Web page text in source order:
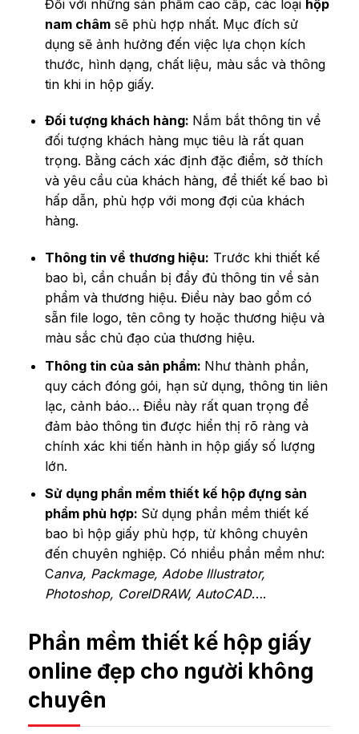
Đối với những sản phẩm cao cấp, các loại hộp
nam châmsẽ phù hợp nhất. Mục đích sử
dụng sẽ ảnh hưởng đến việc lựa chọn kích
thước, hình dạng, chất liệu, màu sắc và thông
tin khi in hộp giấy.
Đối tượng khách hàng: Nắm bắt thông tin về
đối tượng khách hàng mục tiêu là rất quan
trọng. Bằng cách xác định đặc điểm, sở thích
và yêu cầu của khách hàng, để thiết kế bao bì
hấp dẫn, phù hợp với mong đợi của khách
hàng.
Thông tin về thương hiệu: Trước khi thiết kế
bao bì, cần chuẩn bị đầy đủ thông tin về sản
phẩm và thương hiệu. Điều này bao gồm có
sẵn file logo, tên công ty hoặc thương hiệu và
màu sắc chủ đạo của thương hiệu.
Thông tin của sản phẩm: Như thành phần,
quy cách đóng gói, hạn sử dụng, thông tin liên
lạc, cảnh báo… Điều này rất quan trọng để
đảm bảo thông tin được hiển thị rõ ràng và
chính xác khi tiến hành in hộp giấy số lượng
lớn.
Sử dụng phần mềm thiết kế hộp đựng sản
phẩm phù hợp: Sử dụng phần mềm thiết kế
bao bì hộp giấy phù hợp, từ không chuyên
đến chuyên nghiệp. Có nhiều phần mềm như:
Canva, Packmage, Adobe Illustrator,
Photoshop, CorelDRAW, AutoCAD….
Phần mềm thiết kế hộp giấy
online đẹp cho người không
chuyên